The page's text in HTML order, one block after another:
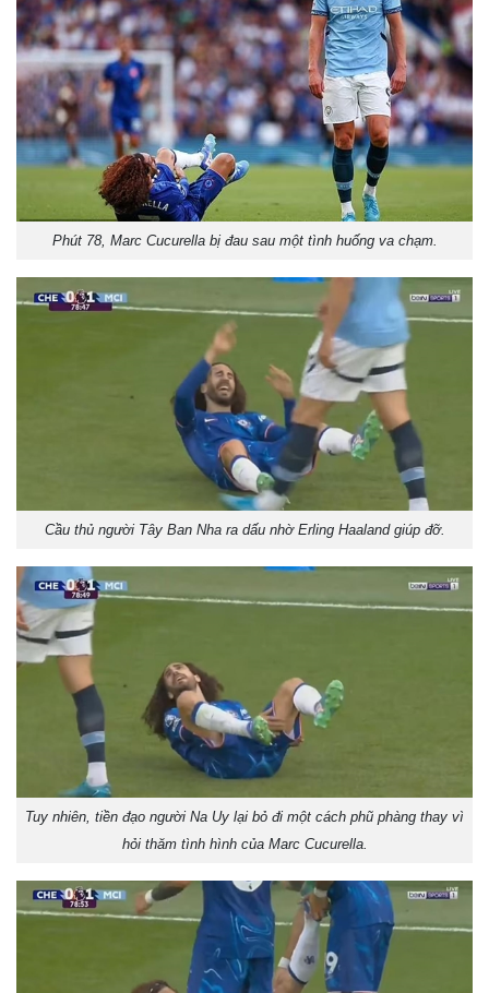
Phút 78, Marc Cucurella bị đau sau một tình huống va chạm.
Cầu thủ người Tây Ban Nha ra dấu nhờ Erling Haaland giúp đỡ.
Tuy nhiên, tiền đạo người Na Uy lại bỏ đi một cách phũ phàng thay vì
hỏi thăm tình hình của Marc Cucurella.